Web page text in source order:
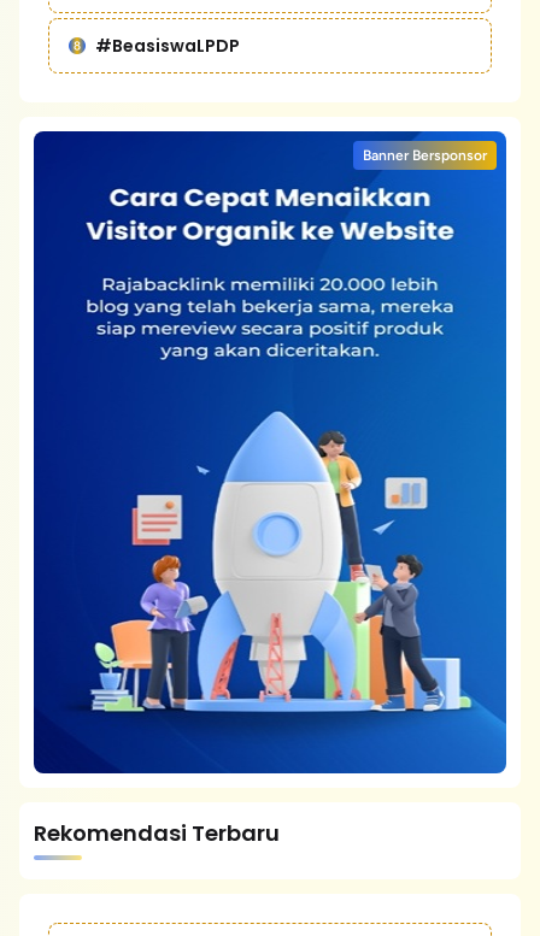
#BeasiswaLPDP
Banner Bersponsor
Rekomendasi Terbaru